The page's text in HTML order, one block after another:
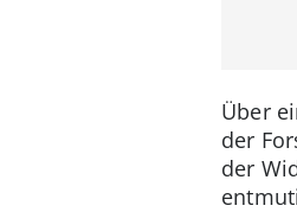
Über
der
der